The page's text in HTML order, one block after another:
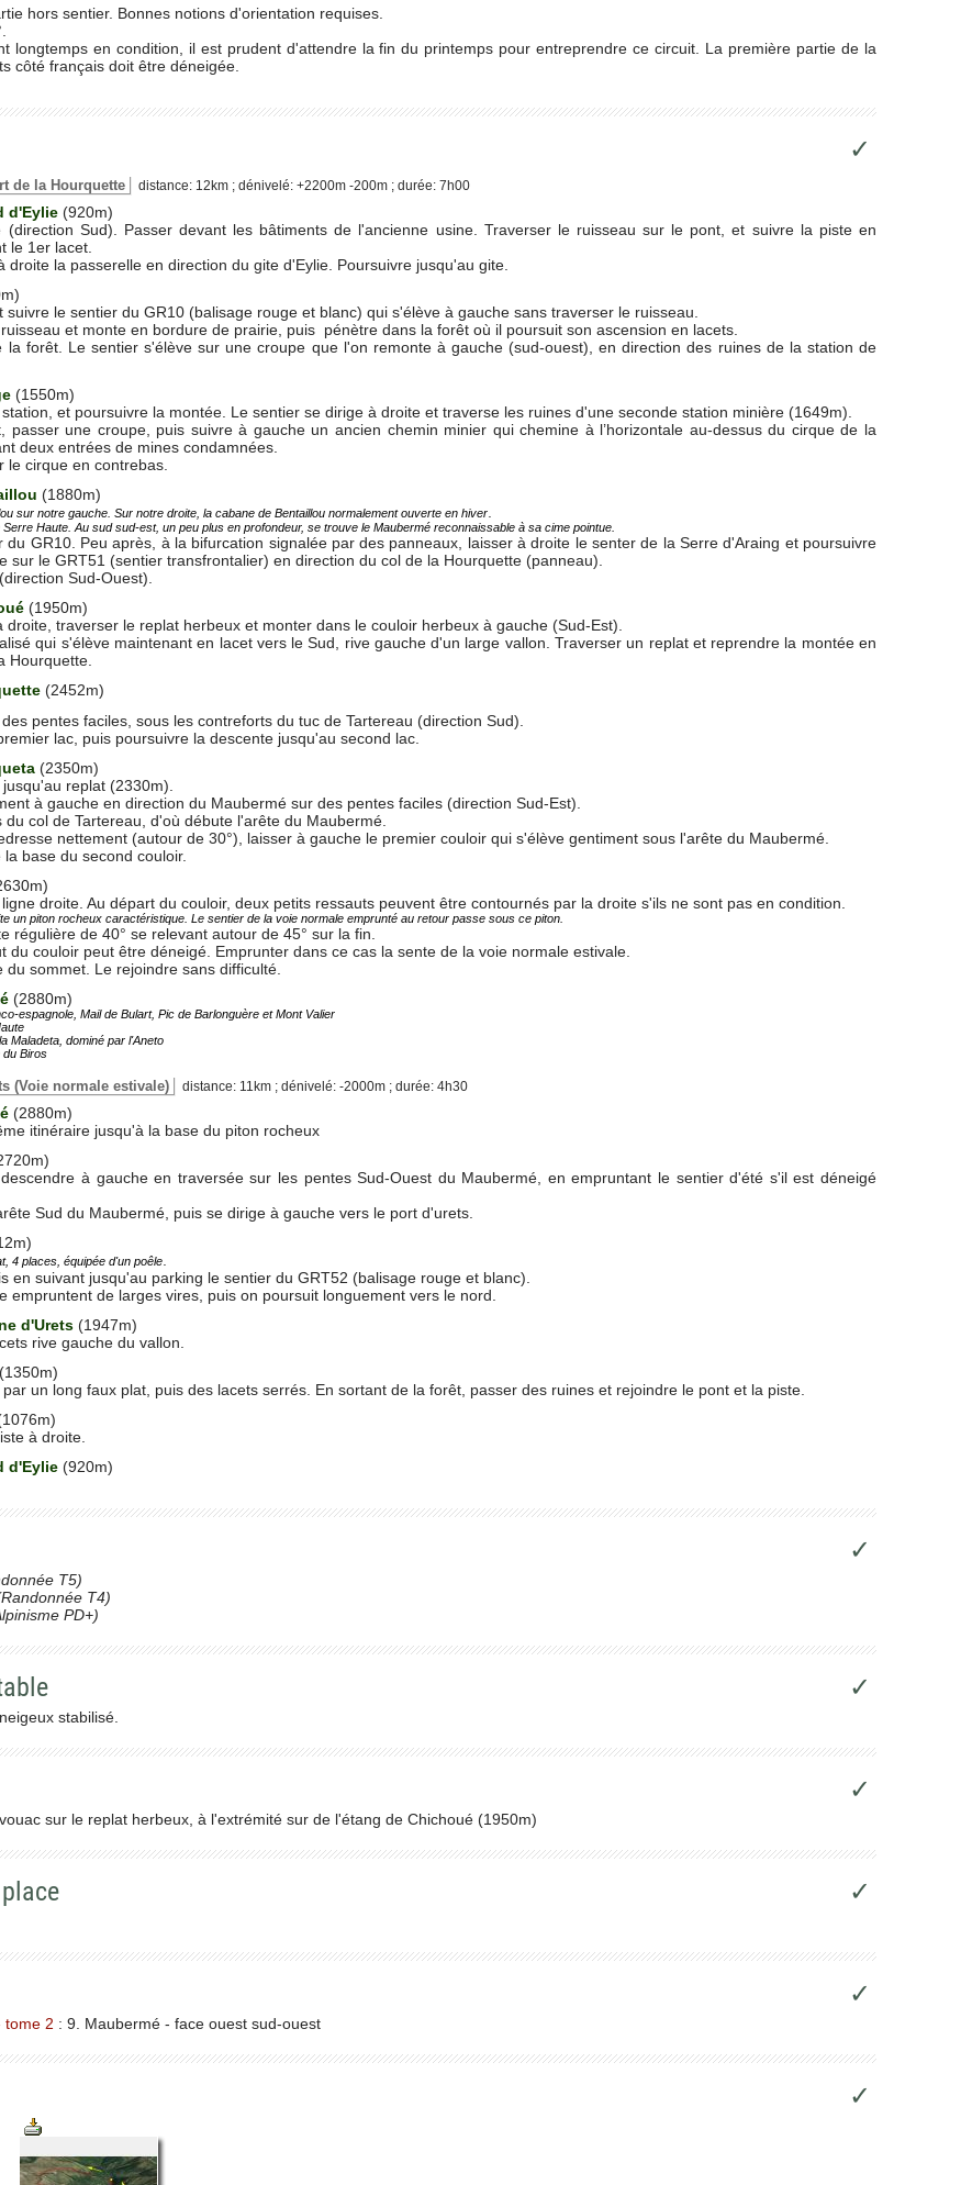
hors sentier. Bonnes notions d'orientation requises.
longtemps en condition, il est prudent d'attendre la fin du printemps pour entreprendre ce circuit. La première partie de la
côté français doit être déneigée.
✓
de la Hourquette distance: 12km ; dénivelé: +2200m -200m ; durée: 7h00
d'Eylie (920m)
(direction Sud). Passer devant les bâtiments de l'ancienne usine. Traverser le ruisseau sur le pont, et suivre la piste en
le 1er lacet.
droite la passerelle en direction du gite d'Eylie. Poursuivre jusqu'au gite.
suivre le sentier du GR10 (balisage rouge et blanc) qui s'élève à gauche sans traverser le ruisseau.
et monte en bordure de prairie, puis pénètre dans la forêt où il poursuit son ascension en lacets.
la forêt. Le sentier s'élève sur une croupe que l'on remonte à gauche (sud-ouest), en direction des ruines de la station de
(1550m)
et poursuivre la montée. Le sentier se dirige à droite et traverse les ruines d'une seconde station minière (1649m).
passer une croupe, puis suivre à gauche un ancien chemin minier qui chemine à l’horizontale au-dessus du cirque de la
deux entrées de mines condamnées.
le cirque en contrebas.
(1880m)
sur notre gauche. Sur notre droite, la cabane de Bentaillou normalement ouverte en hiver
Haute. Au sud sud-est, un peu plus en profondeur, se trouve le Maubermé reconnaissable à sa cime pointue.
du GR10. Peu après, à la bifurcation signalée par des panneaux, laisser à droite le senter de la Serre d'Araing et poursuivre
sur le GRT51 (sentier transfrontalier) en direction du col de la Hourquette (panneau).
Sud-Ouest).
(1950m)
droite, traverser le replat herbeux et monter dans le couloir herbeux à gauche (Sud-Est).
qui s'élève maintenant en lacet vers le Sud, rive gauche d'un large vallon. Traverser un replat et reprendre la montée en
Hourquette.
(2452m)
pentes faciles, sous les contreforts du tuc de Tartereau (direction Sud).
lac, puis poursuivre la descente jusqu'au second lac.
(2350m)
replat (2330m).
à gauche en direction du Maubermé sur des pentes faciles (direction Sud-Est).
col de Tartereau, d'où débute l'arête du Maubermé.
nettement (autour de 30°), laisser à gauche le premier couloir qui s'élève gentiment sous l'arête du Maubermé.
base du second couloir.
droite. Au départ du couloir, deux petits ressauts peuvent être contournés par la droite s'ils ne sont pas en condition.
un piton rocheux caractéristique. Le sentier de la voie normale emprunté au retour passe sous ce piton.
régulière de 40° se relevant autour de 45° sur la fin.
du couloir peut être déneigé. Emprunter dans ce cas la sente de la voie normale estivale.
sommet. Le rejoindre sans difficulté.
(2880m)
espagnole, Mail de Bulart, Pic de Barlonguère et Mont Valier
Maladeta, dominé par l'Aneto
du Biros
(Voie normale estivale) distance: 11km ; dénivelé: -2000m ; durée: 4h30
(2880m)
itinéraire jusqu'à la base du piton rocheux
à gauche en traversée sur les pentes Sud-Ouest du Maubermé, en empruntant le sentier d'été s'il est déneigé
Sud du Maubermé, puis se dirige à gauche vers le port d'urets.
4 places, équipée d'un poêle
en suivant jusqu'au parking le sentier du GRT52 (balisage rouge et blanc).
empruntent de larges vires, puis on poursuit longuement vers le nord.
d'Urets (1947m)
rive gauche du vallon.
(1350m)
un long faux plat, puis des lacets serrés. En sortant de la forêt, passer des ruines et rejoindre le pont et la piste.
à droite.
d'Eylie (920m)
✓
T5)
T4)
PD+)
✓
stabilisé.
✓
sur le replat herbeux, à l'extrémité sur de l'étang de Chichoué (1950m)
✓
✓
tome 2 : 9. Maubermé - face ouest sud-ouest
✓